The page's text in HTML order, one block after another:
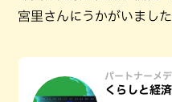
宮里さんにうかがいました
パートナーメ
くらしと経